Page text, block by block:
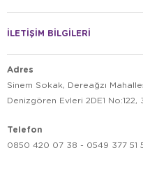
İLETİŞİM BİLGİLERİ
Adres
Sinem Sokak, Dereağzı
Denizgören Evleri 2DE1
Telefon
0850 420 07 38 - 0549 377 51